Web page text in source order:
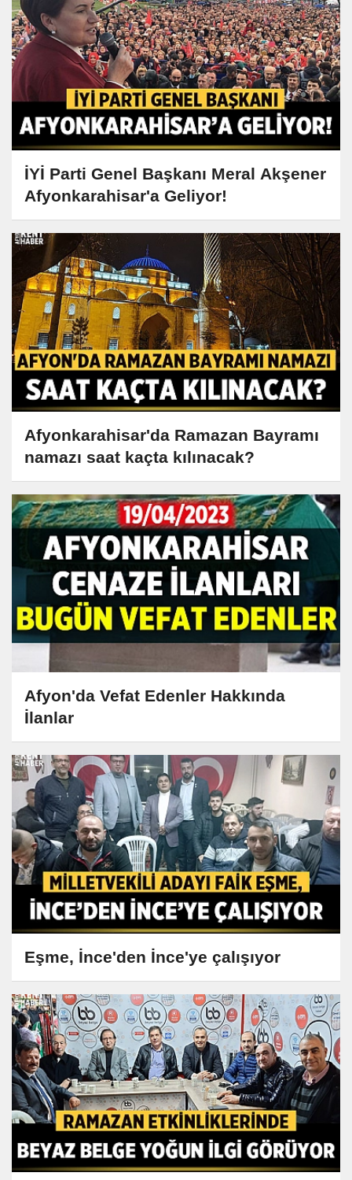
İYİ Parti Genel Başkanı Meral Akşener
Afyonkarahisar'a Geliyor!
Afyonkarahisar'da Ramazan Bayramı
namazı saat kaçta kılınacak?
Afyon'da Vefat Edenler Hakkında
İlanlar
Eşme, İnce'den İnce'ye çalışıyor